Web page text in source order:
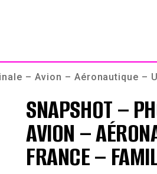
– Avion – Aéronautique –
SNAPSHOT –
AVION –
FRANCE –